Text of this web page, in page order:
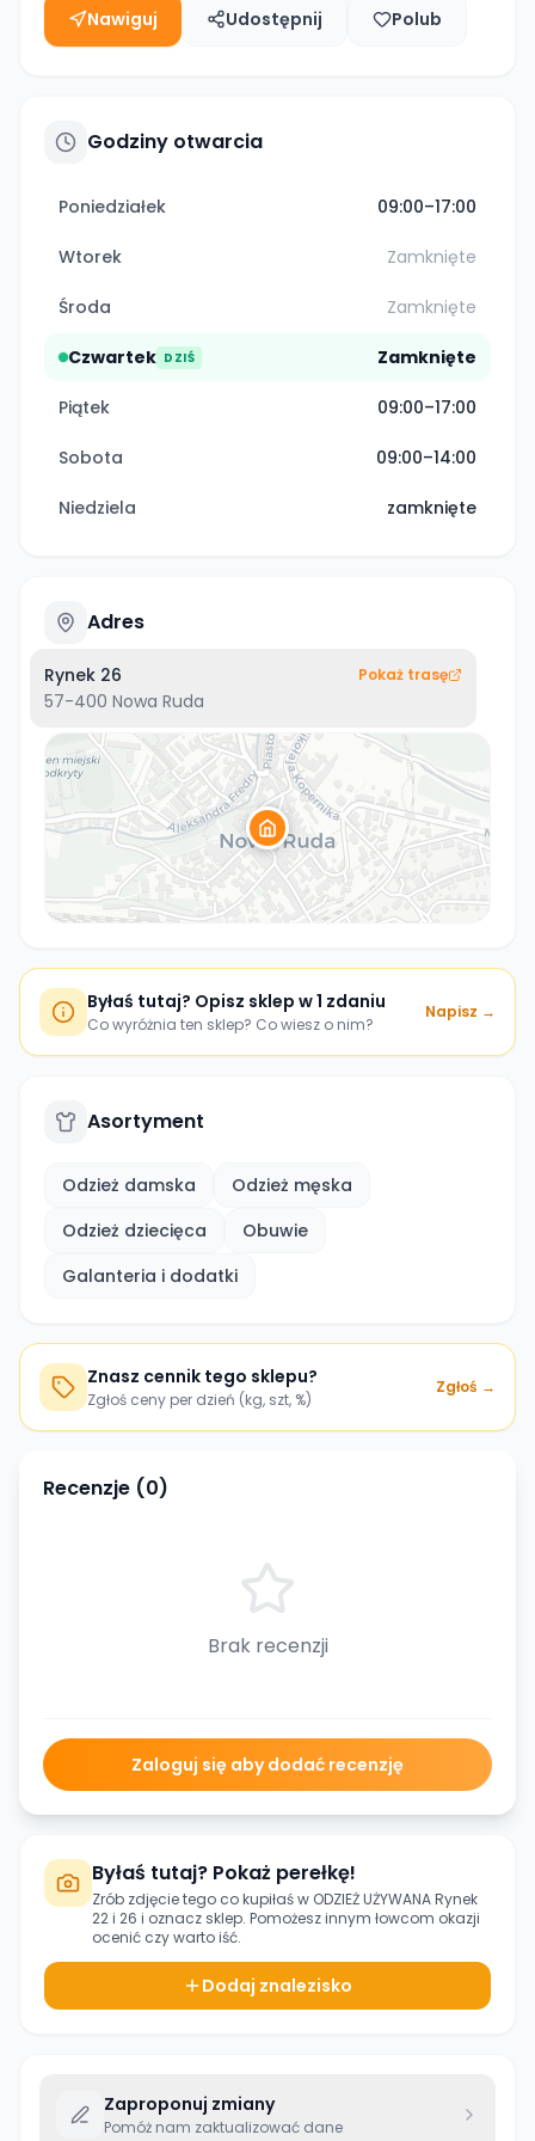
Nawiguj Udostępnij Polub
Godziny otwarcia
Poniedziałek 09:00–17:00
Wtorek Zamknięte
Środa Zamknięte
Czwartek DZIŚ Zamknięte
Piątek 09:00–17:00
Sobota 09:00–14:00
Niedziela zamknięte
Adres
Rynek 26
57-400 Nowa Ruda
Pokaż trasę
Byłaś tutaj? Opisz sklep w 1 zdaniu
Co wyróżnia ten sklep? Co wiesz o nim?
Napisz →
Asortyment
Odzież damska
Odzież męska
Odzież dziecięca
Obuwie
Galanteria i dodatki
Znasz cennik tego sklepu?
Zgłoś ceny per dzień (kg, szt, %)
Zgłoś →
Recenzje (0)
Brak recenzji
Zaloguj się aby dodać recenzję
Byłaś tutaj? Pokaż perełkę!
Zrób zdjęcie tego co kupiłaś w ODZIEŻ UŻYWANA Rynek
22 i 26 i oznacz sklep. Pomożesz innym łowcom okazji
ocenić czy warto iść.
Dodaj znalezisko
Zaproponuj zmiany
Pomóż nam zaktualizować dane